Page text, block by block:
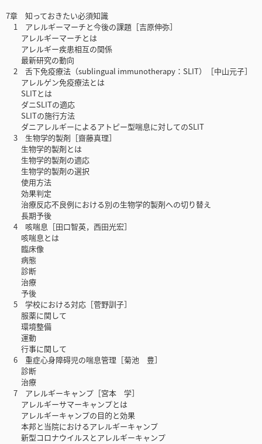
7章 知っておきたい必須知識
1 アレルギーマーチと今後の課題［吉原伸弥］
アレルギーマーチとは
アレルギー疾患相互の関係
最新研究の動向
2 舌下免疫療法（sublingual immunotherapy：SLIT）［中山元子］
アレルゲン免疫療法とは
SLITとは
ダニSLITの適応
SLITの施行方法
ダニアレルギーによるアトピー型喘息に対してのSLIT
3 生物学的製剤［齋藤真理］
生物学的製剤とは
生物学的製剤の適応
生物学的製剤の選択
使用方法
効果判定
治療反応不良例における別の生物学的製剤への切り替え
長期予後
4 咳喘息［田口智英，西田光宏］
咳喘息とは
臨床像
病態
診断
治療
予後
5 学校における対応［菅野訓子］
服薬に関して
環境整備
運動
行事に関して
6 重症心身障碍児の喘息管理［菊池 豊］
診断
治療
7 アレルギーキャンプ［宮本 学］
アレルギーサマーキャンプとは
アレルギーキャンプの目的と効果
本邦と当院におけるアレルギーキャンプ
新型コロナウイルスとアレルギーキャンプ